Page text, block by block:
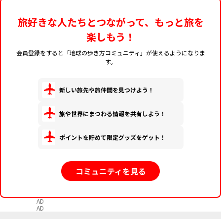
旅好きな人たちとつながって、もっと旅を
楽しもう！
会員登録をすると「地球の歩き方コミュニティ」が使えるようになりま
す。
新しい旅先や旅仲間を見つけよう！
旅や世界にまつわる情報を共有しよう！
ポイントを貯めて限定グッズをゲット！
コミュニティを見る
AD
AD